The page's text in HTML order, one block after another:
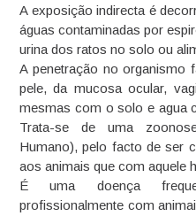
A exposição indirecta é
águas contaminadas por
urina dos ratos no solo ou
A penetração no organismo
pele, da mucosa ocular,
mesmas com o solo e agua
Trata-se de uma
Humano), pelo facto de ser
aos animais que com aquele
É uma doença
profissionalmente com